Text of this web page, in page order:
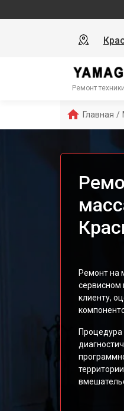
Ремонт техники
Главная /
Ремонт на
сервисном
клиенту,
Процедура